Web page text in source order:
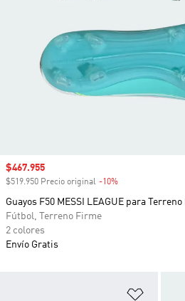
Precio de venta
$467.955
$519.950 Precio original -10%
Guayos F50 MESSI LEAGUE para
Fútbol, Terreno Firme
2 colores
Envío Gratis